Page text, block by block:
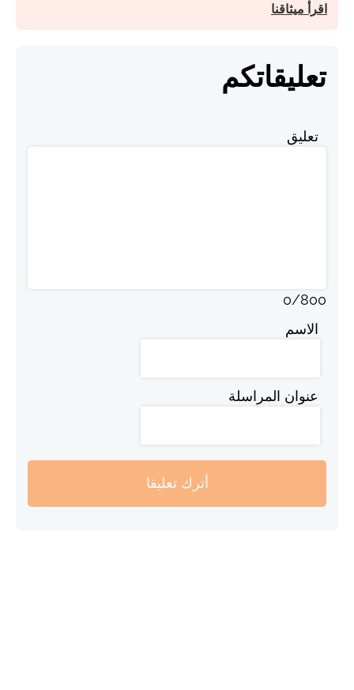
اقرأ ميثاقنا
تعليقاتكم
تعليق
0/800
الاسم
عنوان المراسلة
أترك تعليقا